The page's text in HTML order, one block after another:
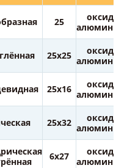
25
оксид
алюминия
25х25
оксид
алюминия
25х16
оксид
алюминия
25х32
оксид
алюминия
6х27
оксид
алюминия